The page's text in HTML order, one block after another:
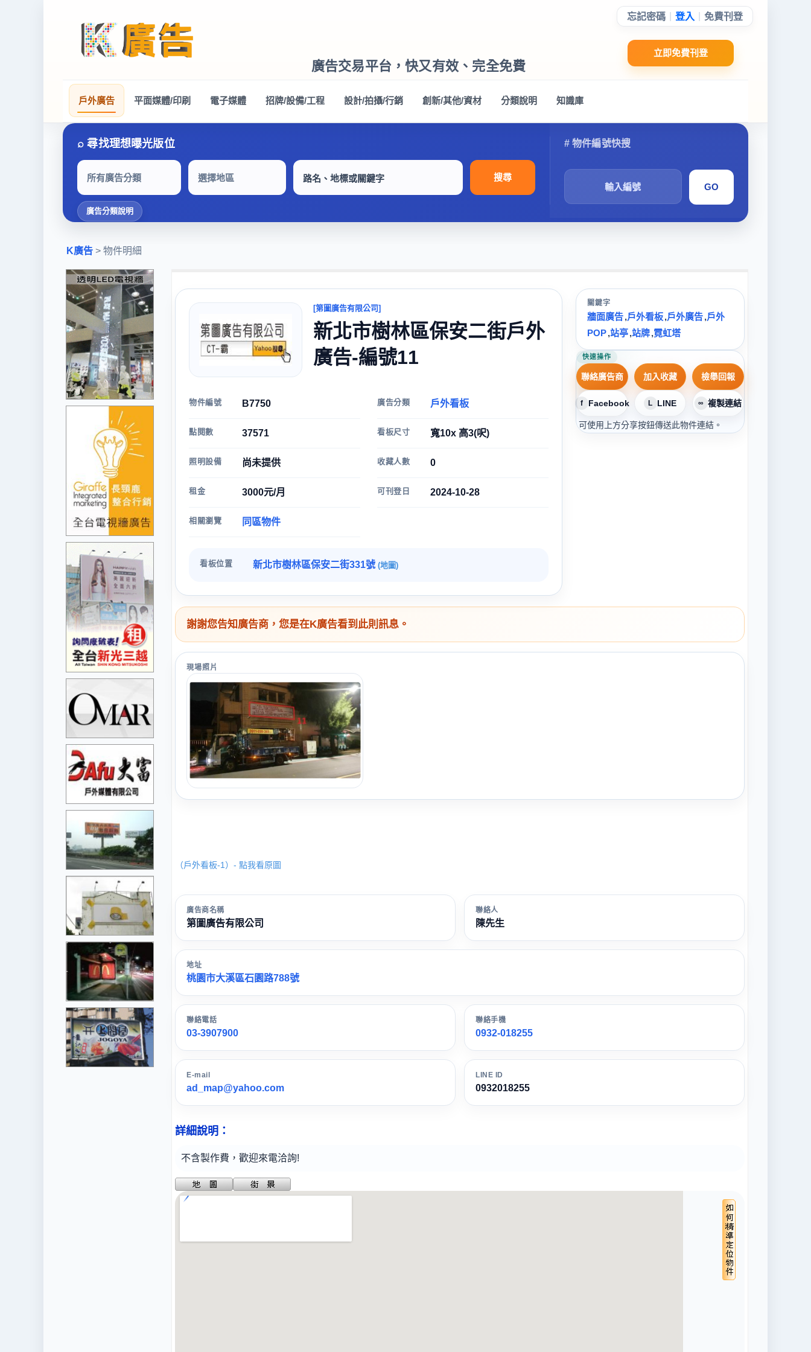
廣告交易平台，快又有效、完全免費
立即免費刊登
忘記密碼 登入 免費刊登
戶外廣告 平面媒體/印刷 電子媒體 招牌/設備/工程 設計/拍攝/行銷 創新/其他/資材 分類說明 知識庫
所有廣告分類 選擇地區 搜尋
廣告分類說明
尋
K廣告 > 物件明細
[第圖廣告有限公司]
新北市樹林區保安二街戶外
廣告-編號11
物件編號 B7750 廣告分類 戶外看板
點閱數 37571 看板尺寸 寬10x 高3(呎)
照明設備 尚未提供 收藏人數 0
租金 3000元/月 可刊登日 2024-10-28
相關瀏覽 同區物件
看板位置 新北市樹林區保安二街331號 (地圖)
關鍵字
牆面廣告,戶外看板,戶外廣告,戶外
POP,站亭,站牌,霓虹塔
快速操作
聯絡廣告商 加入收藏 檢舉回報
f Facebook L LINE ∞ 複製連結
可使用上方分享按鈕傳送此物件連結。
謝謝您告知廣告商，您是在K廣告看到此則訊息。
現場照片
（戶外看板-1）- 點我看原圖
廣告商名稱
第圖廣告有限公司
聯絡人
陳先生
地址
桃園市大溪區石園路788號
聯絡電話
03-3907900
聯絡手機
0932-018255
E-mail
ad_map@yahoo.com
LINE ID
0932018255
詳細說明：
不含製作費， 歡迎來電洽詢!